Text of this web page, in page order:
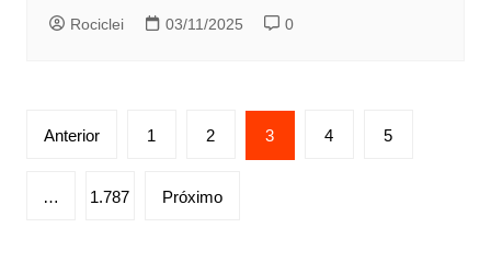
Rociclei 03/11/2025 0
Paginação
posts
Anterior 1 2 3 4 5
… 1.787 Próximo